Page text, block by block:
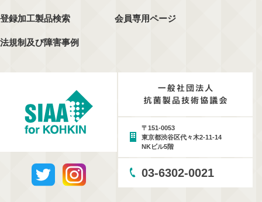
登録加工製品検索
法規制及び障害事例
会員専用ページ
〒151-0053
東京都渋谷区代々木2-11-14
NKビル5階
03-6302-0021